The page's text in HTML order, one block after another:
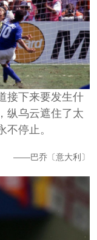
接下来要发生什
纵乌云遮住了太
停止。
——巴乔〔意大利〕